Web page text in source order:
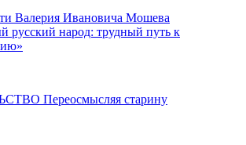
Валерия Ивановича Мошева
русский народ: трудный путь к
Переосмысляя старину